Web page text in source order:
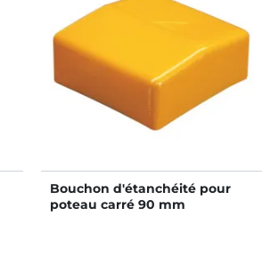
Bouchon d'étanchéité pour
poteau carré 90 mm